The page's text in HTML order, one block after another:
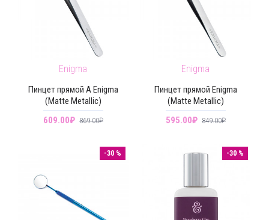
Enigma
Пинцет прямой A Enigma
(Matte Metallic)
609.00₽ 869.00₽
Enigma
Пинцет прямой Enigma
(Matte Metallic)
595.00₽ 849.00₽
-30 % -30 %